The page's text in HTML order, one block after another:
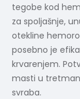
tegobe kod
za spoljašnje,
otekline
posebno je
krvarenjem.
masti u
svraba.